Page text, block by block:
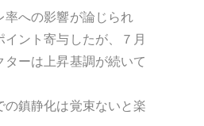
率への影響が論じられ
ント寄与したが、７月
ーは上昇基調が続いて
鎮静化は覚束ないと楽